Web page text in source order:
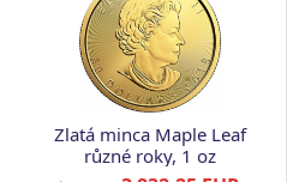
Zlatá minca Maple Leaf
různé roky, 1 oz